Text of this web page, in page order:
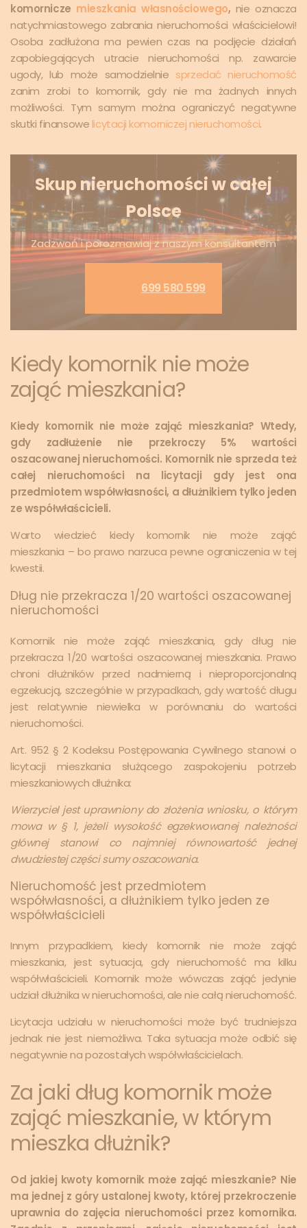
komornicze mieszkania własnościowego, nie oznacza
natychmiastowego zabrania nieruchomości właścicielowi!
Osoba zadłużona ma pewien czas na podjęcie działań
zapobiegających utracie nieruchomości np. zawarcie
ugody, lub może samodzielnie sprzedać nieruchomość
zanim zrobi to komornik, gdy nie ma żadnych innych
możliwości. Tym samym można ograniczyć negatywne
skutki finansowelicytacji komorniczej nieruchomości.
Skup nieruchomości w całej
Polsce
Zadzwoń i porozmawiaj z naszym konsultantem
699 580 599
Kiedy komornik nie może
zająć mieszkania?
Kiedy komornik nie może zająć mieszkania? Wtedy,
gdy zadłużenie nie przekroczy 5% wartości
oszacowanej nieruchomości. Komornik nie sprzeda też
całej nieruchomości na licytacji gdy jest ona
przedmiotem współwłasności, a dłużnikiem tylko jeden
ze współwłaścicieli.
Warto wiedzieć kiedy komornik nie może zająć
mieszkania – bo prawo narzuca pewne ograniczenia w tej
kwestii.
Dług nie przekracza 1/20 wartości oszacowanej
nieruchomości
Komornik nie może zająć mieszkania, gdy dług nie
przekracza 1/20 wartości oszacowanej mieszkania. Prawo
chroni dłużników przed nadmierną i nieproporcjonalną
egzekucją, szczególnie w przypadkach, gdy wartość długu
jest relatywnie niewielka w porównaniu do wartości
nieruchomości.
Art. 952 § 2 Kodeksu Postępowania Cywilnego stanowi o
licytacji mieszkania służącego zaspokojeniu potrzeb
mieszkaniowych dłużnika:
Wierzyciel jest uprawniony do złożenia wniosku, o którym
mowa w § 1, jeżeli wysokość egzekwowanej należności
głównej stanowi co najmniej równowartość jednej
dwudziestej części sumy oszacowania.
Nieruchomość jest przedmiotem
współwłasności, a dłużnikiem tylko jeden ze
współwłaścicieli
Innym przypadkiem, kiedy komornik nie może zająć
mieszkania, jest sytuacja, gdy nieruchomość ma kilku
współwłaścicieli. Komornik może wówczas zająć jedynie
udział dłużnika w nieruchomości, ale nie całą nieruchomość.
Licytacja udziału w nieruchomości może być trudniejsza
jednak nie jest niemożliwa. Taka sytuacja może odbić się
negatywnie na pozostałych współwłaścicielach.
Za jaki dług komornik może
zająć mieszkanie, w którym
mieszka dłużnik?
Od jakiej kwoty komornik może zająć mieszkanie? Nie
ma jednej z góry ustalonej kwoty, której przekroczenie
uprawnia do zajęcia nieruchomości przez komornika.